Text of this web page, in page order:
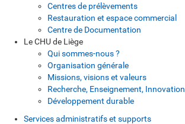
Centres de prélèvements
Restauration et espace commercial
Centre de Documentation
Le CHU de Liège
Qui sommes-nous ?
Organisation générale
Missions, visions et valeurs
Recherche, Enseignement, Innovation
Développement durable
Services administratifs et supports